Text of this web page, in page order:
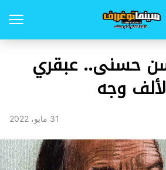
حسنى.. عبقري
وجه
31 مايو، 2022